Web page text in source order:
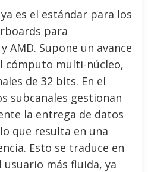
es el estándar para los
para
AMD. Supone un avance
cómputo multi-núcleo,
de 32 bits. En el
subcanales gestionan
la entrega de datos
que resulta en una
Esto se traduce en
usuario más fluida, ya